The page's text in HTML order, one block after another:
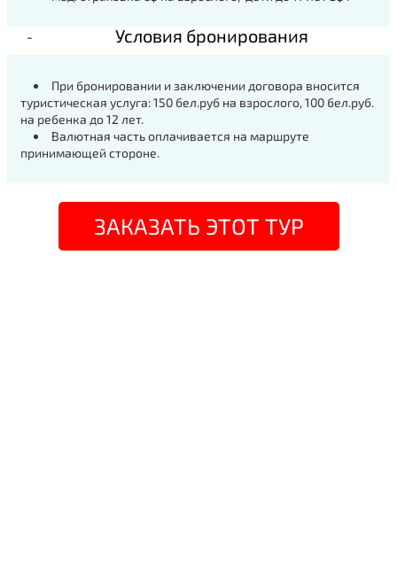
Условия бронирования
При бронировании и заключении договора вносится
туристическая услуга: 150 бел.руб на взрослого, 100 бел.руб.
на ребенка до 12 лет.
Валютная часть оплачивается на маршруте
принимающей стороне.
ЗАКАЗАТЬ ЭТОТ ТУР